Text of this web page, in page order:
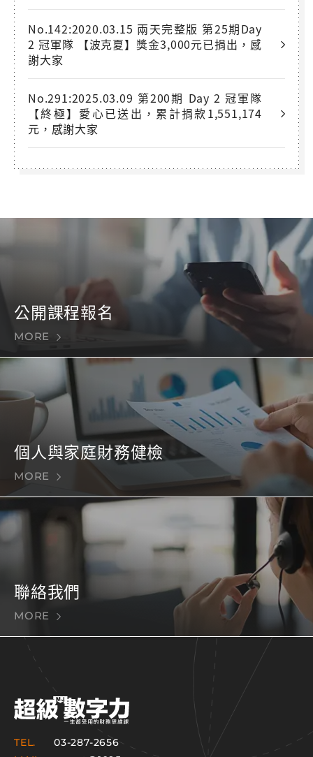
No.142:2020.03.15 兩天完整版 第25期Day
2 冠軍隊 【波克夏】獎金3,000元已捐出，感
謝大家
No.291:2025.03.09 第200期 Day 2 冠軍隊
【終極】愛心已送出，累計捐款1,551,174
元，感謝大家
公開課程報名
MORE
個人與家庭財務健檢
MORE
聯絡我們
MORE
TEL.
03-287-2656